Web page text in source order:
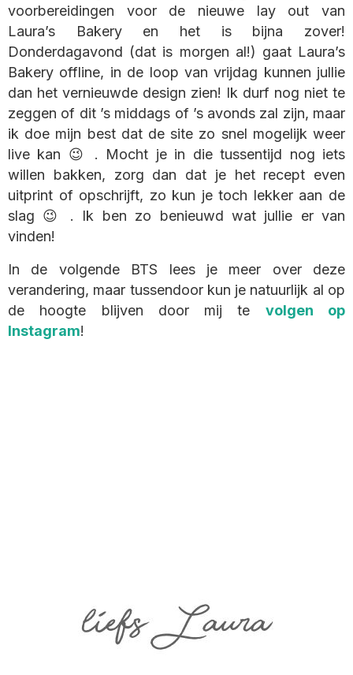
voorbereidingen voor de nieuwe lay out van
Laura’s Bakery en het is bijna zover!
Donderdagavond (dat is morgen al!) gaat Laura’s
Bakery offline, in de loop van vrijdag kunnen jullie
dan het vernieuwde design zien! Ik durf nog niet te
zeggen of dit ’s middags of ’s avonds zal zijn, maar
ik doe mijn best dat de site zo snel mogelijk weer
live kan 😉 . Mocht je in die tussentijd nog iets
willen bakken, zorg dan dat je het recept even
uitprint of opschrijft, zo kun je toch lekker aan de
slag 😉 . Ik ben zo benieuwd wat jullie er van
vinden!
In de volgende BTS lees je meer over deze
verandering, maar tussendoor kun je natuurlijk al op
de hoogte blijven door mij te volgen op
Instagram!